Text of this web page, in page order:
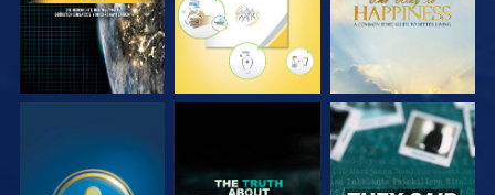
ANSEHEN ANSEHEN ANSEHEN